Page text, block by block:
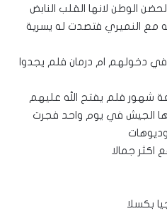
الوطن لانها القلب النابض
مع النميري فتصدت له يسرية
دخولهم ام درمان فلم يجدوا
شهور فلم يفتح الله عليهم
الجيش في يوم واحد فجرت
اكثر جمالا
بكسلا